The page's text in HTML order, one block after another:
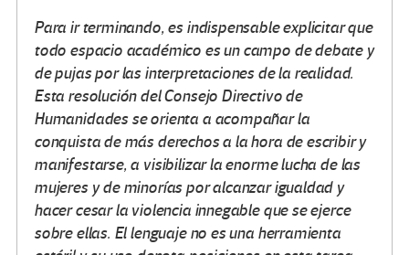
Para ir terminando, es indispensable explicitar que
todo espacio académico es un campo de debate y
de pujas por las interpretaciones de la realidad.
Esta resolución del Consejo Directivo de
Humanidades se orienta a acompañar la
conquista de más derechos a la hora de escribir y
manifestarse, a visibilizar la enorme lucha de las
mujeres y de minorías por alcanzar igualdad y
hacer cesar la violencia innegable que se ejerce
sobre ellas. El lenguaje no es una herramienta